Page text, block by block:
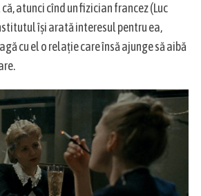
atunci cînd un fizician francez (Luc
își arată interesul pentru ea,
cu el o relație care însă ajunge să aibă